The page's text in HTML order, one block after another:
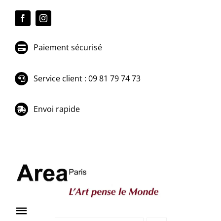
Paiement sécurisé
Service client : 09 81 79 74 73
Envoi rapide